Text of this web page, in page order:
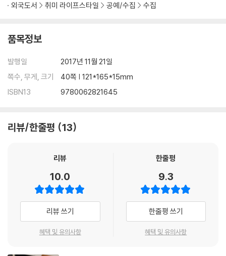
외국도서
취미 라이프스타일 공예/수집 수집
품목정보
발행일
2017년 11월 21일
쪽수, 무게, 크기
40쪽 | 121*165*15mm
ISBN13
9780062821645
리뷰/한줄평 13
리뷰
10.0
리뷰 쓰기
혜택 및 유의사항
한줄평
9.3
한줄평 쓰기
혜택 및 유의사항